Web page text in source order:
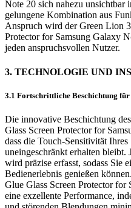
Note 20 sich nahezu unsichtbar
gelungene Kombination aus
Anspruch wird der Green Lion
Protector for Samsung Galaxy
jeden anspruchsvollen Nutzer.
3. TECHNOLOGIE UND
3.1 Fortschrittliche Beschichtung
Die innovative Beschichtung
Glass Screen Protector for
dass die Touch-Sensitivität Ihres
uneingeschränkt erhalten bleibt.
wird präzise erfasst, sodass Sie
Bedienerlebnis genießen
Glue Glass Screen Protector
eine exzellente Performance,